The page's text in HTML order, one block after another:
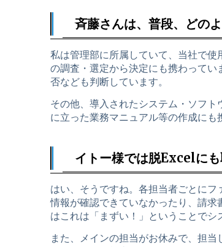
斉藤さんは、普段、どの
私は管理部に所属していて、当社で
の調査・選定から決定にも携わって
否なども判断しています。
その他、導入されたシステム・ソフ
に立った業務マニュアル等の作成にも
イトー様では脱Excelに
はい、そうですね。各担当者ごとに
情報が確認できていなかったり、請
はこれは「まずい！」ということでシ
また、メインの担当がお休みで、担